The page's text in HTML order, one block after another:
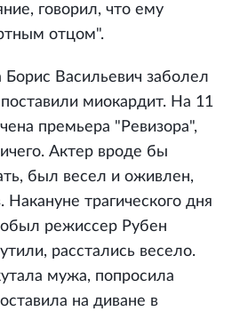
говорил, что ему
отцом".
Борис Васильевич заболел
миокардит. На 11
премьера "Ревизора",
Актер вроде бы
был весел и оживлен,
трагического дня
режиссер Рубен
расстались весело.
мужа, попросила
на диване в